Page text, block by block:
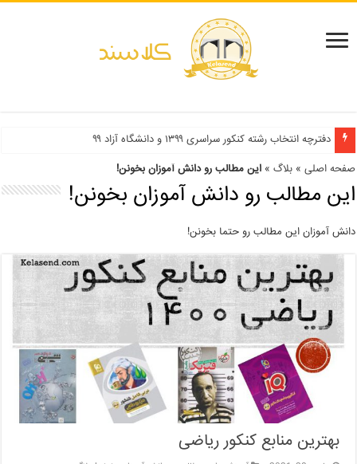
دفترچه انتخاب رشته کنکور سراسری ۱۳۹۹ و دانشگاه آزاد ۹۹
صفحه اصلی »بلاگ »این مطالب رو دانش آموزان بخونن!
این مطالب رو دانش آموزان بخونن!
دانش آموزان این مطالب رو حتما بخونن!
بهترین منابع کنکور ریاضی